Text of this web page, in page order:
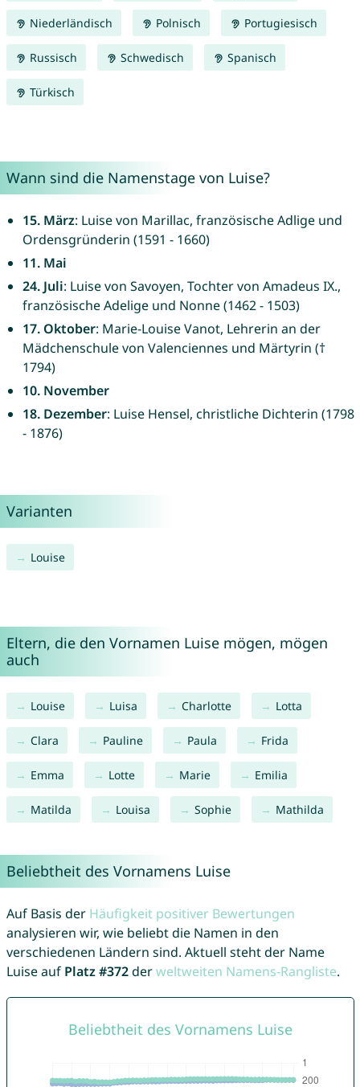
Niederländisch Polnisch Portugiesisch
Russisch Schwedisch Spanisch
Türkisch
Wann sind die Namenstage von Luise?
15. März: Luise von Marillac, französische Adlige und
Ordensgründerin (1591 - 1660)
11. Mai
24. Juli: Luise von Savoyen, Tochter von Amadeus IX.,
französische Adelige und Nonne (1462 - 1503)
17. Oktober: Marie-Louise Vanot, Lehrerin an der
Mädchenschule von Valenciennes und Märtyrin (†
1794)
10. November
18. Dezember: Luise Hensel, christliche Dichterin (1798
- 1876)
Varianten
Louise
Eltern, die den Vornamen Luise mögen, mögen
auch
Louise Luisa Charlotte Lotta
Clara Pauline Paula Frida
Emma Lotte Marie Emilia
Matilda Louisa Sophie Mathilda
Beliebtheit des Vornamens Luise
Auf Basis der Häufigkeit positiver Bewertungen
analysieren wir, wie beliebt die Namen in den
verschiedenen Ländern sind. Aktuell steht der Name
Luise auf Platz #372derweltweiten Namens-Rangliste.